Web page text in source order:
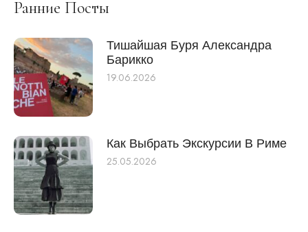
Ранние Посты
Тишайшая Буря Александра
Барикко
19.06.2026
Как Выбрать Экскурсии В Риме
25.05.2026